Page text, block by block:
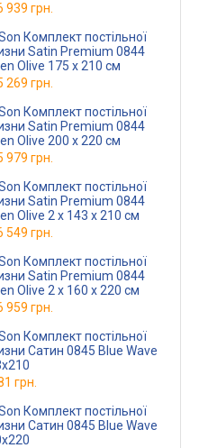
939 грн.
Комплект постільної
Premium 0844
Olive 175 x 210 см
269 грн.
Комплект постільної
Premium 0844
Olive 200 x 220 см
979 грн.
Комплект постільної
Premium 0844
Olive 2 x 143 x 210 см
549 грн.
Комплект постільної
Premium 0844
Olive 2 x 160 x 220 см
959 грн.
Комплект постільної
Blue Wave
грн.
Комплект постільної
Blue Wave